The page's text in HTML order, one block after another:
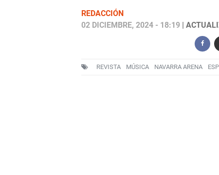
REDACCIÓN
02 DICIEMBRE, 2024 - 18:19|
REVISTA MÚSICA NAVARRA ARENA